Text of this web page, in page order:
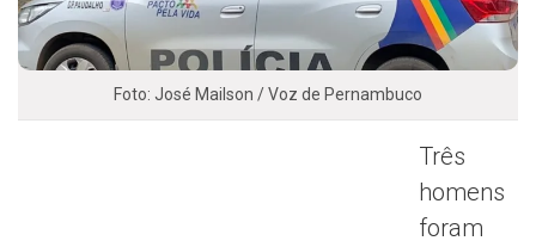
Foto: José Mailson / Voz de Pernambuco
Três
homens
foram